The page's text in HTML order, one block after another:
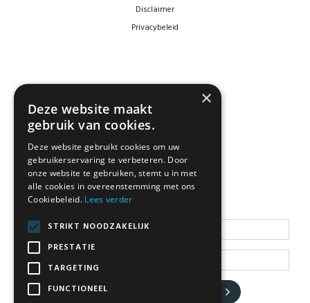
Disclaimer
Privacybeleid
NEWSLETTER
Blijf op de hoogte
JA, HOU ME OP DE HOOGTE
×
Deze website maakt
gebruik van cookies.
Deze website gebruikt cookies om uw
gebruikerservaring te verbeteren. Door
onze website te gebruiken, stemt u in met
alle cookies in overeenstemming met ons
Cookiebeleid. Lees verder
STRIKT NOODZAKELIJK
PRESTATIE
TARGETING
FUNCTIONEEL